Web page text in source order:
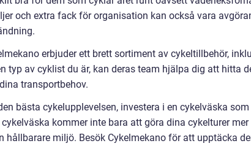
och extra fack för organisation kan också vara
erbjuder ett brett sortiment av cykeltillbehör,
typ av cyklist du är, kan deras team hjälpa dig att hitta
transportbehov.
bästa cykelupplevelsen, investera i en cykelväska
kommer inte bara att göra dina cykelturer
hållbarare miljö. Besök Cykelmekano för att upptäcka